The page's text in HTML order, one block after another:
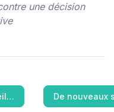
une décision
De nouveaux